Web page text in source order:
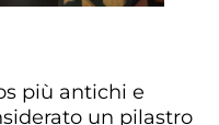
più antichi e
un pilastro